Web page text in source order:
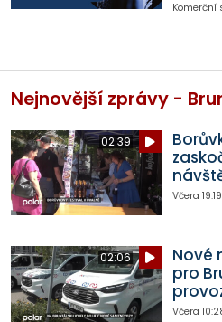
Komerční
Nejnovější zprávy -
02:39
Včera 19:19
02:06
Nové
pro
Včera